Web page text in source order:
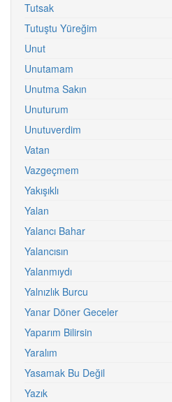
Tutsak
Tutuştu Yüreğim
Unut
Unutamam
Unutma Sakın
Unuturum
Unutuverdim
Vatan
Vazgeçmem
Yakışıklı
Yalan
Yalancı Bahar
Yalancısın
Yalanmıydı
Yalnızlık Burcu
Yanar Döner Geceler
Yaparım Bilirsin
Yaralım
Yasamak Bu Değil
Yazık